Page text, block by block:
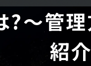
?～管
紹